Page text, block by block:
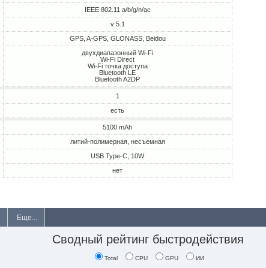
IEEE 802.11 a/b/g/n/ac
v 5.1
GPS, A-GPS, GLONASS, Beidou
двухдиапазонный Wi-Fi
Wi-Fi Direct
Wi-Fi точка доступа
Bluetooth LE
Bluetooth A2DP
1
есть
5100 mAh
литий-полимерная, несъемная
USB Type-C, 10W
нет
Еще...
Сводный рейтинг быстродействия
Total CPU GPU ИИ